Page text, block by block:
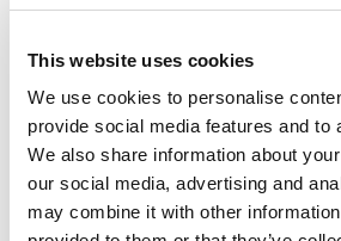
This website uses cookies
We use cookies to personalise
provide social media features and to
We also share information about
our social media, advertising and
may combine it with other
ARTÍCULOS